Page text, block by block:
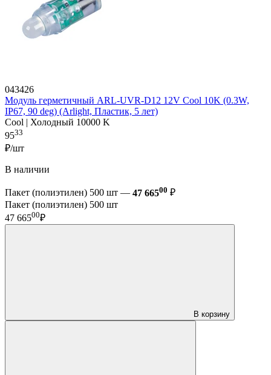
043426
Модуль герметичный ARL-UVR-D12 12V Cool 10K (0.3W,
IP67, 90 deg) (Arlight, Пластик, 5 лет)
Cool | Холодный 10000 K
9533
₽/шт
В наличии
Пакет (полиэтилен) 500 шт — 47 66500 ₽
Пакет (полиэтилен) 500 шт
47 66500₽
В корзину